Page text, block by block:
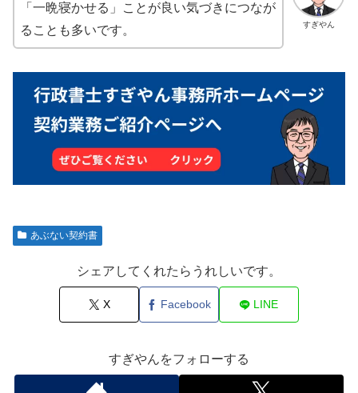
すぎやん
「一晩寝かせる」ことが良い気づきにつなが
ることも多いです。
あぶない契約書
シェアしてくれたらうれしいです。
X Facebook LINE
すぎやんをフォローする